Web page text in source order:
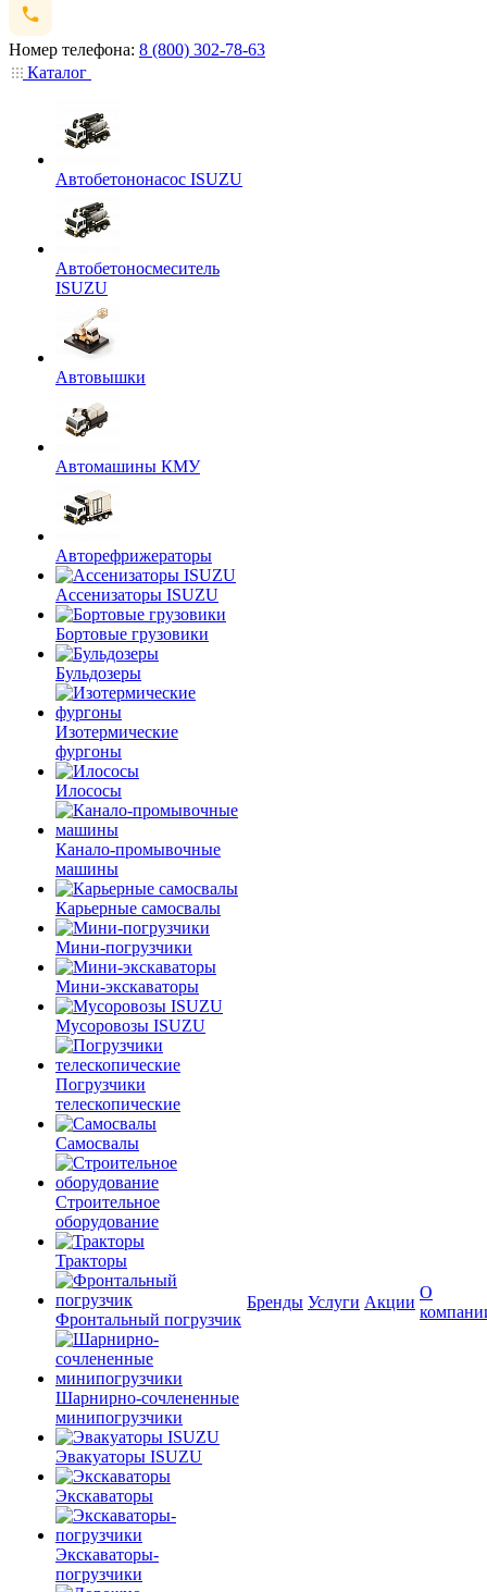
Номер телефона: 8 (800) 302-78-63
Каталог
Автобетононасос ISUZU
Автобетоносмеситель
ISUZU
Автовышки
Автомашины КМУ
Авторефрижераторы
Ассенизаторы ISUZU
Бортовые грузовики
Бульдозеры
Изотермические
фургоны
Илососы
Канало-промывочные
машины
Карьерные самосвалы
Мини-погрузчики
Мини-экскаваторы
Мусоровозы ISUZU
Погрузчики
телескопические
Самосвалы
Строительное
оборудование
Тракторы
Фронтальный погрузчик
Шарнирно-сочлененные
минипогрузчики
Эвакуаторы ISUZU
Экскаваторы
Экскаваторы-
погрузчики
Бренды Услуги Акции
О